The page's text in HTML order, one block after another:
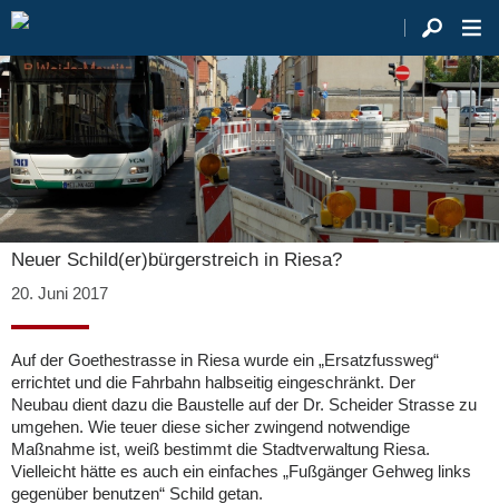
Neuer Schild(er)bürgerstreich in Riesa?
20. Juni 2017
Auf der Goethestrasse in Riesa wurde ein „Ersatzfussweg“
errichtet und die Fahrbahn halbseitig eingeschränkt. Der
Neubau dient dazu die Baustelle auf der Dr. Scheider Strasse zu
umgehen. Wie teuer diese sicher zwingend notwendige
Maßnahme ist, weiß bestimmt die Stadtverwaltung Riesa.
Vielleicht hätte es auch ein einfaches „Fußgänger Gehweg links
gegenüber benutzen“ Schild getan.